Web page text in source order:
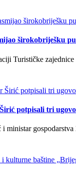
širokobriješku
Turističke
potpisali tri